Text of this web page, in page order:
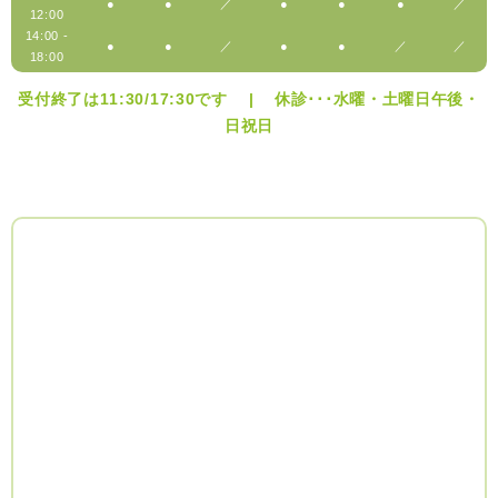
12:00
● ● ／ ● ● ● ／
14:00 -
18:00
● ● ／ ● ● ／ ／
受付終了は11:30/17:30です | 休診･･･水曜・土曜日午後・
日祝日